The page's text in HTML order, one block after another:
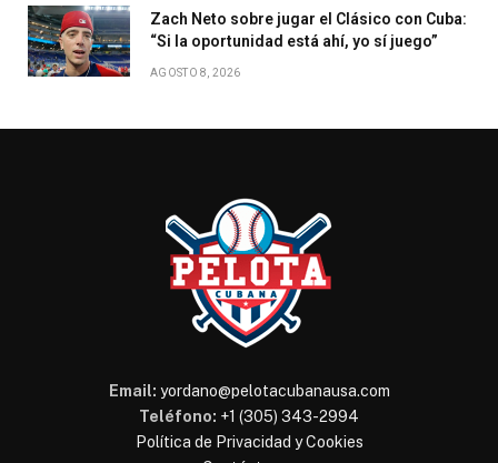
Zach Neto sobre jugar el Clásico con Cuba:
“Si la oportunidad está ahí, yo sí juego”
AGOSTO 8, 2026
Email: yordano@pelotacubanausa.com
Teléfono: +1 (305) 343-2994
Política de Privacidad y Cookies